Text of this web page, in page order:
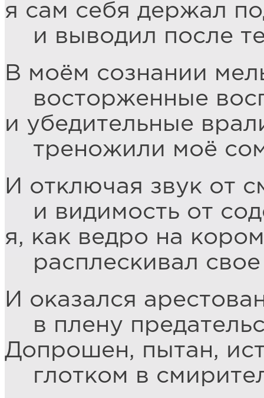
я сам себя держал
и выводил после
В моём сознании
восторженные
и убедительные
треножили моё
И отключая звук от
и видимость от
я, как ведро на
расплескивал свое
И оказался
в плену
Допрошен, пытан,
глотком в